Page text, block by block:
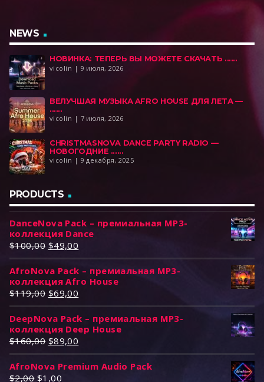
NEWS
НОВИНКА: ТЕПЕРЬ ВЫ МОЖЕТЕ СКАЧАТЬ ......
vicolin | 9 июля, 2026
BEЛУЧШАЯ МУЗЫКА AFRO HOUSE ДЛЯ ЛЕТА —
......
vicolin | 7 июля, 2026
CHRISTMASNOVA DANCE PARTY RADIO —
НОВОГОДНИЕ ......
vicolin | 9 декабря, 2025
PRODUCTS
DanceNova Pack – премиальная MP3-
коллекция Dance
$100,00 П
е
р
в
о
н
а
ч
а
ь
$49,00
е
к
у
щ
а
я
ц
е
н
AfroNova Pack – премиальная MP3-
коллекция Afro House
$119,00 П
е
р
в
о
н
а
$69,00
е
к
у
щ
а
я
DeepNova Pack – премиальная MP3-
коллекция Deep House
$160,00 П
е
р
в
$89,00
е
к
AfroNova Premium Audio Pack
$2,00 П
$1,00Т